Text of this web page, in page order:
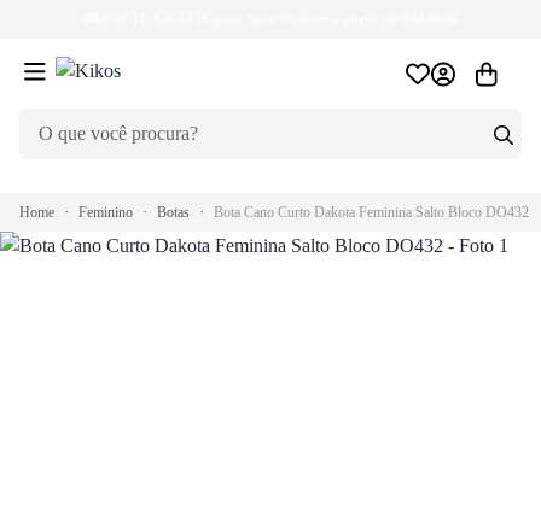
Home Feminino Botas Bota Cano Curto Dakota Feminina Salto Bloco DO432